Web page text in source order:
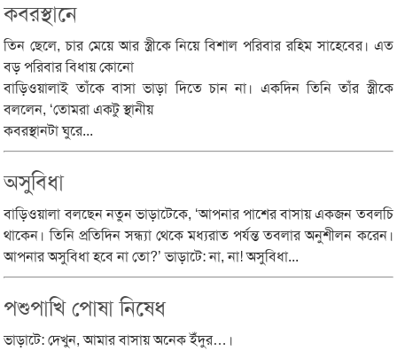
কবরস্থানে
তিন ছেলে, চার মেয়ে আর স্ত্রীকে নিয়ে বিশাল পরিবার রহিম সাহেবের। এত
বড় পরিবার বিধায় কোনো
বাড়িওয়ালাই তাঁকে বাসা ভাড়া দিতে চান না। একদিন তিনি তাঁর স্ত্রীকে
বললেন, ‘তোমরা একটু স্থানীয়
কবরস্থানটা ঘুরে...
অসুবিধা
বাড়িওয়ালা বলছেন নতুন ভাড়াটেকে, ‘আপনার পাশের বাসায় একজন তবলচি
থাকেন। তিনি প্রতিদিন সন্ধ্যা থেকে মধ্যরাত পর্যন্ত তবলার অনুশীলন করেন।
আপনার অসুবিধা হবে না তো?’ ভাড়াটে: না, না! অসুবিধা...
পশুপাখি পোষা নিষেধ
ভাড়াটে: দেখুন, আমার বাসায় অনেক ইঁদুর…।